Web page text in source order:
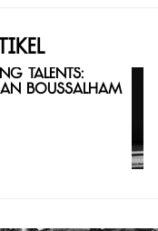
Talents:
Boussalham